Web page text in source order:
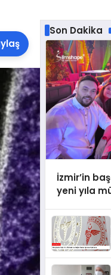
Son Dakika
İzmir’in
yeni yıla